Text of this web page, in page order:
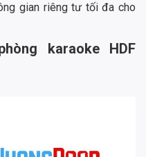
gian riêng tư tối đa cho
karaoke HDF